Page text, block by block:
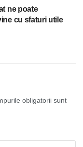
ne poate
cu sfaturi utile
obligatorii sunt